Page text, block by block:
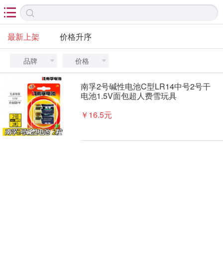

最新上架 价格升序
品牌  价格 
南孚2号碱性电池C型LR14中号2号干
电池1.5V面包超人费雪玩具
￥16.5元